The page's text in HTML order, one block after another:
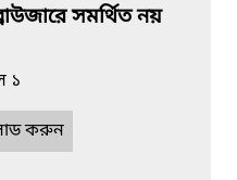
সমর্থিত নয়
১
করুন